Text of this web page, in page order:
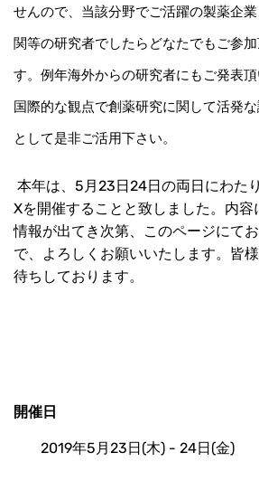
せんので、当該分野でご活躍の製薬企
関等の研究者でしたらどなたでもご参
す。例年海外からの研究者にもご発表頂
国際的な観点で創薬研究に関して活発
として是非ご活用下さい。
本年は、5月23日24日の両日にわた
Xを開催することと致しました。内容
情報が出てき次第、このページにて
で、よろしくお願いいたします。皆
待ちしております。
開催日
2019年5月23日(木) - 24日(金)